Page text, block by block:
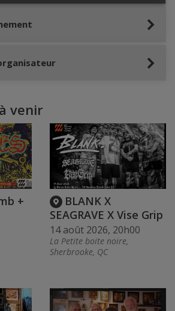
venir
+
BLANK X
SEAGRAVE X Vise Grip
14 août 2026, 20h00
La Petite boite noire,
Sherbrooke, QC